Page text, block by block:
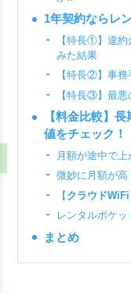
1年契約ならレ
【特長①】違
みた結果
【特長②】事務
【特長③】最
【料金比較】
値をチェック！
月額が途中で
微妙に月額が
【 クラウドWiFi
レンタルポケ
まとめ